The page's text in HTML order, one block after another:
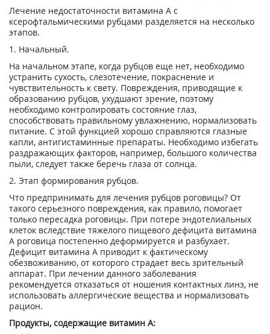
Лечение недостаточности витамина A с
ксерофтальмическими рубцами разделяется на несколько
этапов.
1. Начальный.
На начальном этапе, когда рубцов еще нет, необходимо
устранить сухость, слезотечение, покраснение и
чувствительность к свету. Повреждения, приводящие к
образованию рубцов, ухудшают зрение, поэтому
необходимо контролировать состояние глаз,
способствовать правильному увлажнению, нормализовать
питание. С этой функцией хорошо справляются глазные
капли, антигистаминные препараты. Необходимо избегать
раздражающих факторов, например, большого количества
пыли, следует также беречь глаза от солнца.
2. Этап формирования рубцов.
Что предпринимать для лечения рубцов роговицы? От
такого серьезного повреждения, как правило, помогает
только пересадка роговицы. При потере эндотелиальных
клеток вследствие тяжелого пищевого дефицита витамина
А роговица постепенно деформируется и разбухает.
Дефицит витамина А приводит к фактическому
обезвоживанию, от которого страдает весь зрительный
аппарат. При лечении данного заболевания
рекомендуется отказаться от ношения контактных линз, не
использовать аллергические вещества и нормализовать
рацион.
Продукты, содержащие витамин А: